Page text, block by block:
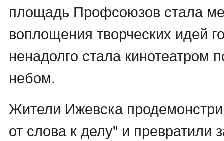
площадь Профсоюзов стала
воплощения творческих идей
ненадолго стала кинотеатром
небом.
Жители Ижевска
от слова к делу" и превратили